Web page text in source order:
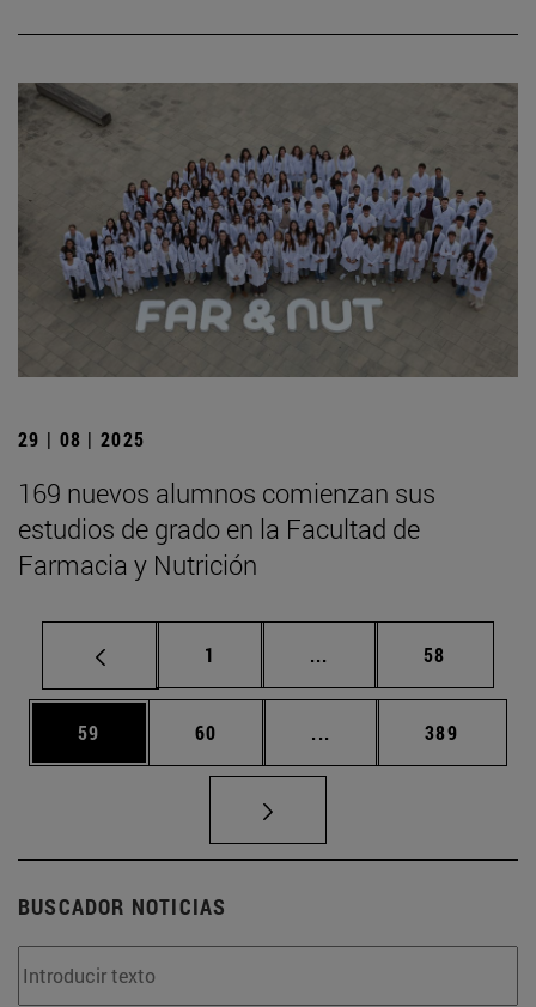
29 | 08 | 2025
169 nuevos alumnos comienzan sus
estudios de grado en la Facultad de
Farmacia y Nutrición
Página
1 ... Páginas intermedias
Página
58
Página
59 Página
60 ... Páginas intermedias
Página
389
BUSCADOR NOTICIAS